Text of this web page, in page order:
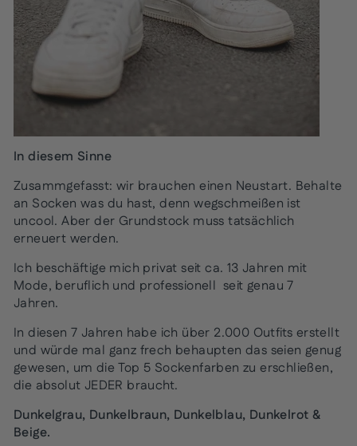
In diesem Sinne
Zusammgefasst: wir brauchen einen Neustart. Behalte
an Socken was du hast, denn wegschmeißen ist
uncool. Aber der Grundstock muss tatsächlich
erneuert werden.
Ich beschäftige mich privat seit ca. 13 Jahren mit
Mode, beruflich und professionell seit genau 7
Jahren.
In diesen 7 Jahren habe ich über 2.000 Outfits erstellt
und würde mal ganz frech behaupten das seien genug
gewesen, um die Top 5 Sockenfarben zu erschließen,
die absolut JEDER braucht.
Dunkelgrau, Dunkelbraun, Dunkelblau, Dunkelrot &
Beige.